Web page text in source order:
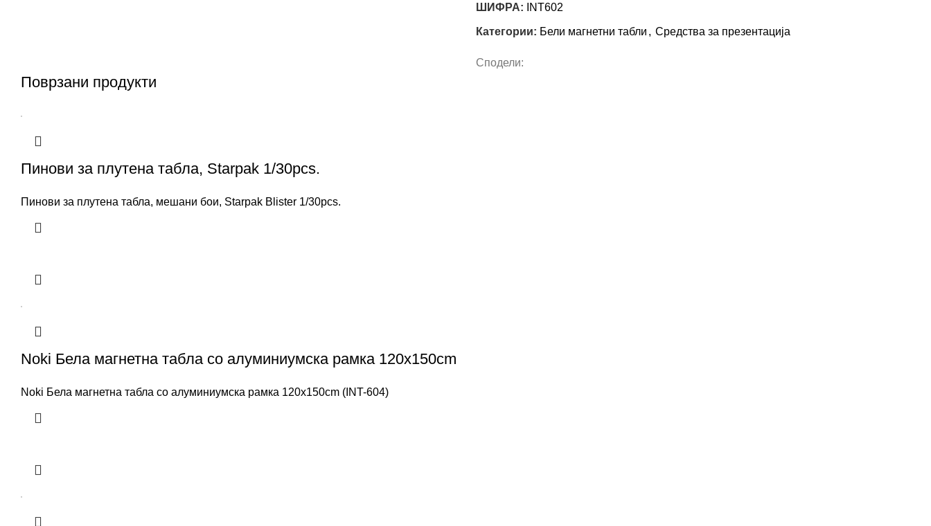
ШИФРА: INT602
Категории: Бели магнетни табли , Средства за презентација
Сподели:
Поврзани продукти
Пинови за плутена табла, Starpak 1/30pcs.
Пинови за плутена табла, мешани бои, Starpak Blister 1/30pcs.
Noki Бела магнетна табла со алуминиумска рамка 120x150cm
Noki Бела магнетна табла со алуминиумска рамка 120x150cm (INT-604)